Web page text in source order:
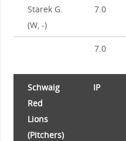
Starek G.
(W, -)
7.0
7.0
Schwaig
Red
Lions
(Pitchers)
IP